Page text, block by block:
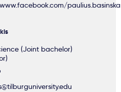
(Joint bachelor)